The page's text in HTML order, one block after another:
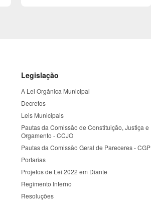
Legislação
A Lei Orgânica Municipal
Decretos
Leis Municipais
Pautas da Comissão de Constituição, Justiça e
Orgamento - CCJO
Pautas da Comissão Geral de Pareceres - CGP
Portarias
Projetos de Lei 2022 em Diante
Regimento Interno
Resoluções